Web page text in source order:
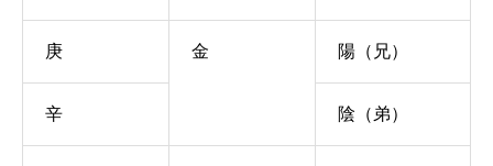
庚 金 陽（兄）
辛 陰（弟）